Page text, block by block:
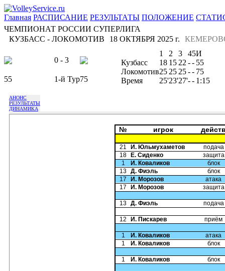
Главная РАСПИСАНИЕ РЕЗУЛЬТАТЫ ПОЛОЖЕНИЕ
ЧЕМПИОНАТ РОССИИ СУПЕРЛИГА
КУЗБАСС - ЛОКОМОТИВ
18 ОКТЯБРЯ 2025 г.
0 - 3
55 1-й Тур75
1 2 3 45И
Кузбасс
18 15 22 -- 55
Локомотив25 25 25-- 75
Время
25'23'27'-- 1:15
АНОНС
РЕЗУЛЬТАТЫ
ДИНАМИКА
№ игрок
21 И. Юльмухаметов
подача
18
Е. Сиденко
защита
1
И. Коваликов
блок
13 Д. Фиэль
блок
17
И. Морозов
атака
17
И. Морозов защита
13 Д. Фиэль подача
12 И. Пискарев приём
1 И. Коваликов
атака
1
И. Коваликов блок
1 И. Коваликов блок